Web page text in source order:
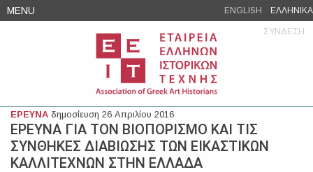
Skip
to
MENU ENGLISH ΕΛΛΗΝΙΚΑ
ΣΥΝΔΕΣΗ
ΕΡΕΥΝΑ δημοσίευση 26 Απριλίου 2016
ΕΡΕΥΝΑ ΓΙΑ ΤΟΝ ΒΙΟΠΟΡΙΣΜΟ ΚΑΙ ΤΙΣ
ΣΥΝΘΗΚΕΣ ΔΙΑΒΙΩΣΗΣ ΤΩΝ ΕΙΚΑΣΤΙΚΩΝ
ΚΑΛΛΙΤΕΧΝΩΝ ΣΤΗΝ ΕΛΛΑΔΑ